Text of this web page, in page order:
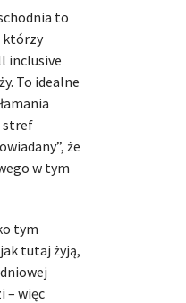
to
którzy
inclusive
To idealne
stref
że
w tym
tym
tutaj żyją,
– więc